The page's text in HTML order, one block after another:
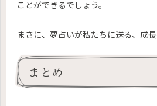
ことができるでしょう。
まさに、夢占いが私たちに送る、成長
まとめ